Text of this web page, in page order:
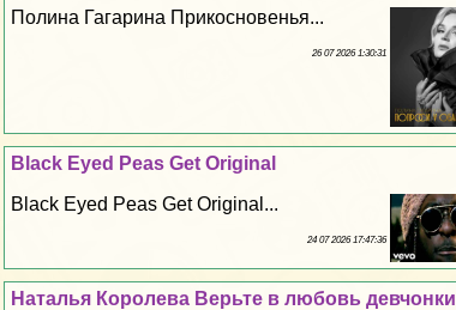
Полина Гагарина Прикосновенья...
26 07 2026 1:30:31
Black Eyed Peas Get Original
Black Eyed Peas Get Original...
24 07 2026 17:47:36
Наталья Королева Верьте в любовь девчонки